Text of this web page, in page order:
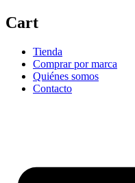
Cart
Tienda
Comprar por marca
Quiénes somos
Contacto